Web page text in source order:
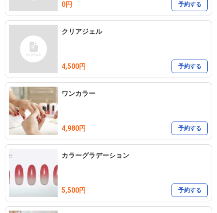
0円 予約する
クリアジェル
4,500円 予約する
ワンカラー
4,980円 予約する
カラーグラデーション
5,500円 予約する